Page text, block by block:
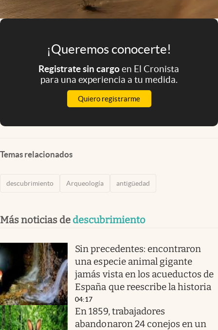
Argentina
¡Queremos conocerte!
Registrate sin cargoen El Cronista
para una experiencia a tu medida.
Quiero registrarme
Temas relacionados
descubrimiento Arqueología antigüedad
Más noticias de descubrimiento
Sin precedentes: encontraron
una especie animal gigante
jamás vista en los acueductos de
España que reescribe la historia
04:17
En 1859, trabajadores
abandonaron 24 conejos en un